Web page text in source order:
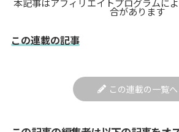
本記事はアフィリエイトプログラムに
合があります
この連載の記事
この連載の一覧へ